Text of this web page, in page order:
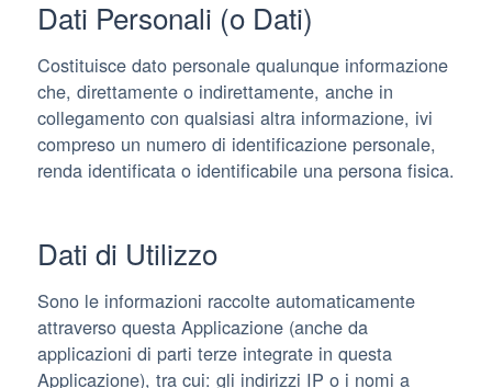
Dati Personali (o Dati)
Costituisce dato personale qualunque informazione
che, direttamente o indirettamente, anche in
collegamento con qualsiasi altra informazione, ivi
compreso un numero di identificazione personale,
renda identificata o identificabile una persona fisica.
Dati di Utilizzo
Sono le informazioni raccolte automaticamente
attraverso questa Applicazione (anche da
applicazioni di parti terze integrate in questa
Applicazione), tra cui: gli indirizzi IP o i nomi a